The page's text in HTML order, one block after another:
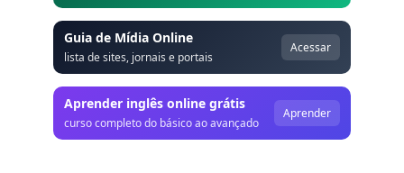
Guia de Mídia Online
lista de sites, jornais e portais
Acessar
Aprender inglês online grátis
curso completo do básico ao avançado
Aprender